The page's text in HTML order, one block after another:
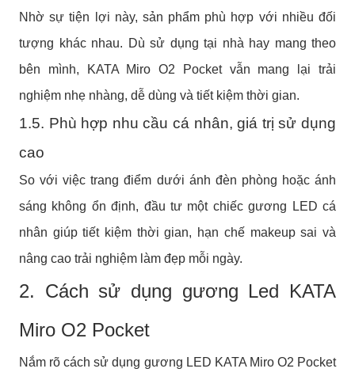
Nhờ sự tiện lợi này, sản phẩm phù hợp với nhiều đối
tượng khác nhau. Dù sử dụng tại nhà hay mang theo
bên mình, KATA Miro O2 Pocket vẫn mang lại trải
nghiệm nhẹ nhàng, dễ dùng và tiết kiệm thời gian.
1.5. Phù hợp nhu cầu cá nhân, giá trị sử dụng
cao
So với việc trang điểm dưới ánh đèn phòng hoặc ánh
sáng không ổn định, đầu tư một chiếc gương LED cá
nhân giúp tiết kiệm thời gian, hạn chế makeup sai và
nâng cao trải nghiệm làm đẹp mỗi ngày.
2. Cách sử dụng gương Led KATA
Miro O2 Pocket
Nắm rõ cách sử dụng gương LED KATA Miro O2 Pocket